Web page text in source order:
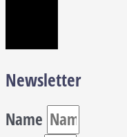
Newsletter
Name